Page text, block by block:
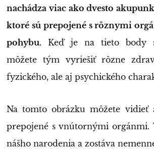
nachádza viac ako dvesto
ktoré sú prepojené s rôznymi
pohybu. Keď je na tieto body
môžete tým vyriešiť rôzne
fyzického, ale aj psychického
Na tomto obrázku môžete vidieť
prepojené s vnútornými orgánmi.
nášho narodenia a zostáva